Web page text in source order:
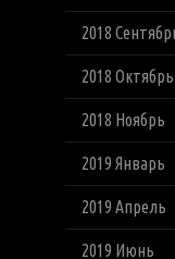
2018
2018 Октябрь
2018 Ноябрь
2019 Январь
2019 Апрель
2019 Июнь